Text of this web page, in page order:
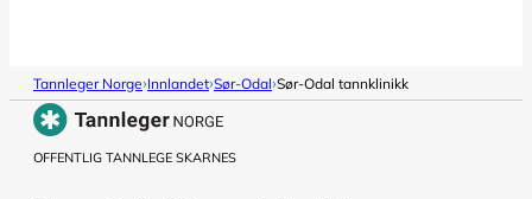
Tannleger Norge›Innlandet›Sør-Odal›Sør-Odal tannklinikk
OFFENTLIG TANNLEGE SKARNES